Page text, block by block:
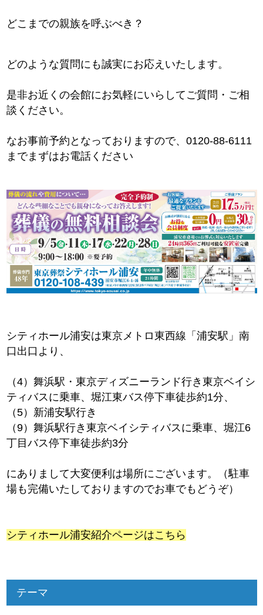
どこまでの親族を呼ぶべき？
どのような質問にも誠実にお応えいたします。
是非お近くの会館にお気軽にいらしてご質問・ご相
談ください。
なお事前予約となっておりますので、0120-88-6111
までまずはお電話ください
シティホール浦安は東京メトロ東西線「浦安駅」南
口出口より、
（4）舞浜駅・東京ディズニーランド行き東京ベイシ
ティバスに乗車、堀江東バス停下車徒歩約1分、
（5）新浦安駅行き
（9）舞浜駅行き東京ベイシティバスに乗車、堀江6
丁目バス停下車徒歩約3分
にありまして大変便利は場所にございます。（駐車
場も完備いたしておりますのでお車でもどうぞ）
シティホール浦安紹介ページはこちら
テーマ